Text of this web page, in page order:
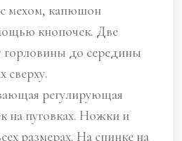
мехом, капюшон
кнопочек. Две
горловины до середины
сверху.
регулирующая
на пуговках. Ножки и
размерах. На спинке на